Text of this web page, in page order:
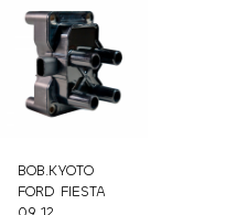
BOB.KYOTO
FORD FIESTA